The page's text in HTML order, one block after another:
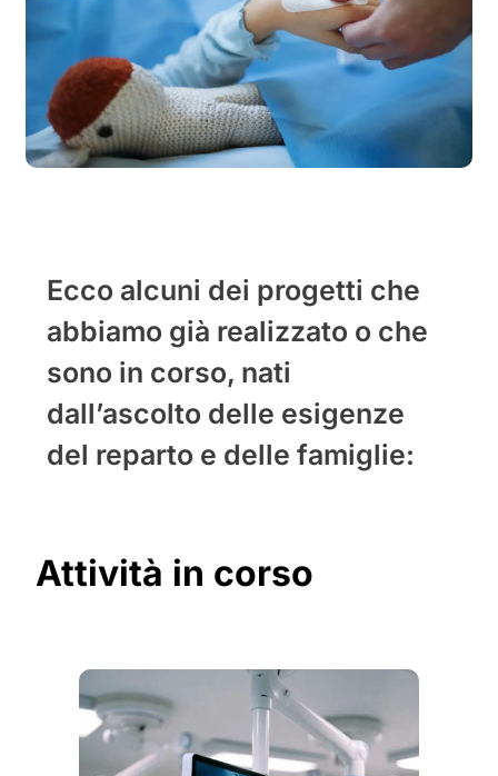
Ecco alcuni dei progetti che
abbiamo già realizzato o che
sono in corso, nati
dall’ascolto delle esigenze
del reparto e delle famiglie:
Attività in corso